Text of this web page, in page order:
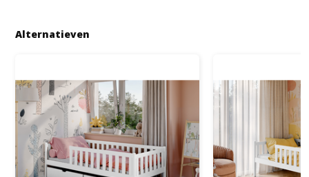
Alternatieven